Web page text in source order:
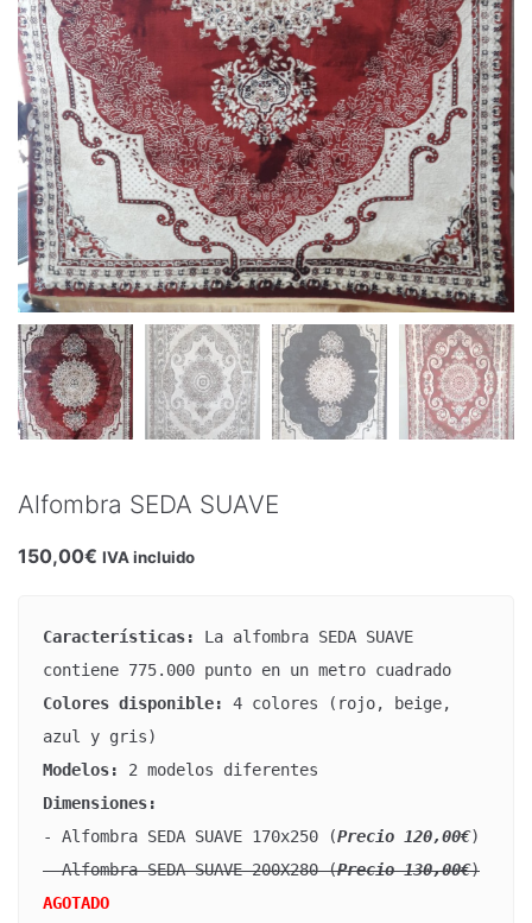
Alfombra SEDA SUAVE
150,00€ IVA incluido
Características: La alfombra SEDA SUAVE
Colores disponible: 4 colores (rojo, beige,
azul y gris)
Modelos:
Dimensiones:
- Alfombra SEDA SUAVE 170x250 (Precio 120,00€
- Alfombra SEDA SUAVE 200X280 (Precio 130,00€)
AGOTADO
MANTAS
MALETAS
ELECTRODOMÉSTICOS
MENAJE DE COCINA
UTENSILIO DE COCINA
TAJÍN DE ACERO INOXIDABLE
TETERAS
SOPERAS
VASOS
FRUTOS SECOS
PLATOS DE CERÁMICA
ARTÍCULOS VARIOS